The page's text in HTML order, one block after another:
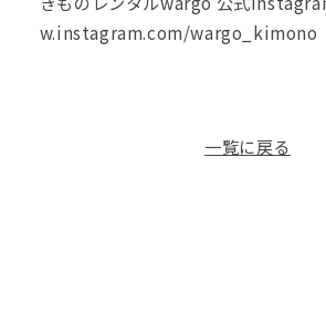
w.instagram.com/wargo_kimono
一覧に戻る